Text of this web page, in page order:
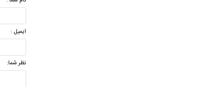
ایمیل :
نظر شما: